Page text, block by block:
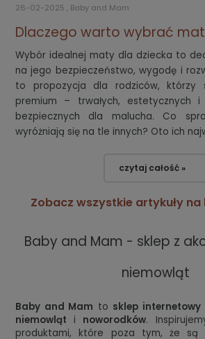
26-02-2025 , Baby and Mam
Dlaczego warto wybrać
Wybór idealnej maty dla dziecka to
na jego bezpieczeństwo, wygodę i
to propozycja dla rodziców, którzy
premium – trwałych, estetycznych i
bezpiecznych dla malucha. Co
wyróżniają się na tle innych? Oto ich
czytaj całość »
Zobacz wszystkie artykuły na
Baby and Mam - sklep z
niemowląt
Baby and Mam to sklep
niemowląt i noworodków.
produktami, które poza tym, że są